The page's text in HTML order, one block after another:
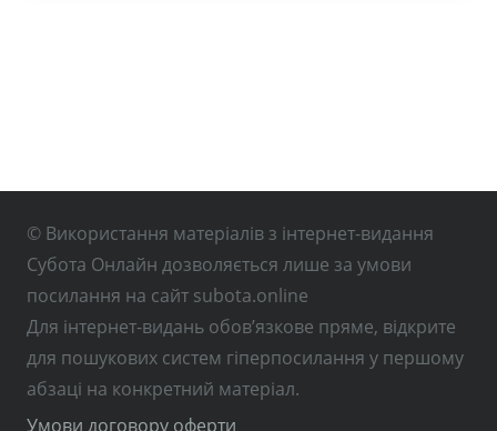
© Використання матеріалів з інтернет-видання
Субота Онлайн дозволяється лише за умови
посилання на сайт subota.online
Для інтернет-видань обов’язкове пряме, відкрите
для пошукових систем гіперпосилання у першому
абзаці на конкретний матеріал.
Умови договору оферти